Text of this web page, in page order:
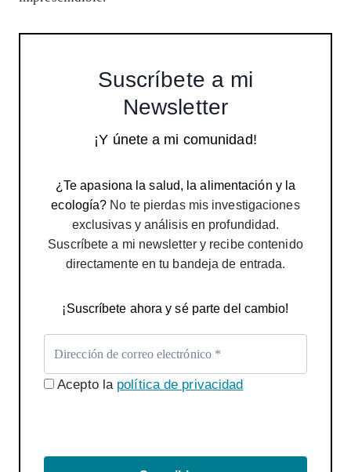
Suscríbete a mi
Newsletter
¡Y únete a mi comunidad!
¿Te apasiona la salud, la alimentación y la
ecología? No te pierdas mis investigaciones
exclusivas y análisis en profundidad.
Suscríbete a mi newsletter y recibe contenido
directamente en tu bandeja de entrada.
¡Suscríbete ahora y sé parte del cambio!
Acepto la política de privacidad